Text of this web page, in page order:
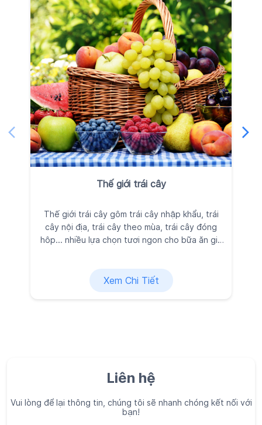
Thế giới trái cây
Thế giới trái cây gôm trái cây nhập khẩu, trái
cây nội địa, trái cây theo mùa, trái cây đóng
hôp... nhiều lựa chọn tươi ngon cho bữa ăn gia
Xem Chi Tiết
Liên hệ
Vui lòng để lại thông tin, chúng tôi sẽ nhanh chóng kết nối với
bạn!